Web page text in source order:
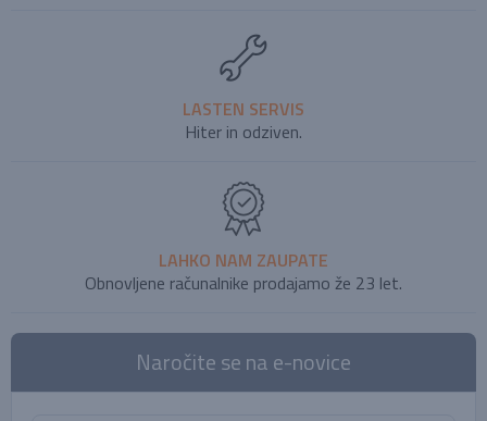
LASTEN SERVIS
Hiter in odziven.
LAHKO NAM ZAUPATE
Obnovljene računalnike prodajamo že 23 let.
Naročite se na e-novice